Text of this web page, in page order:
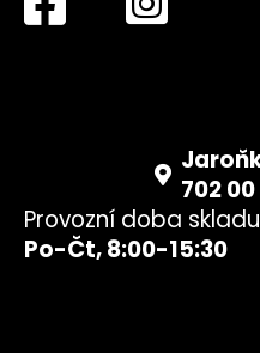
702
Provozní doba
Po-Čt, 8:00-15:30